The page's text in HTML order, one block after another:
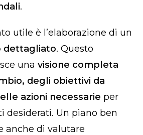
.
utile è l’elaborazione di un
dettagliato. Questo
una visione completa
degli obiettivi da
azioni necessarie per
desiderati. Un piano ben
anche di valutare